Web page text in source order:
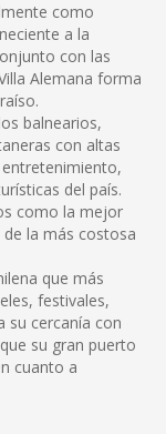
como
a la
con las
Alemana forma
balnearios,
con altas
del país.
como la mejor
la más costosa
que más
festivales,
su cercanía con
su gran puerto
cuanto a